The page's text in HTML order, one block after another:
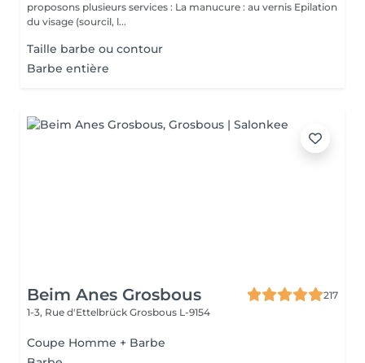
proposons plusieurs services : La manucure : au vernis Epilation
du visage (sourcil, l...
Taille barbe ou contour
Barbe entière
Beim Anes Grosbous
217
1-3, Rue d'Ettelbrück Grosbous L-9154
Coupe Homme + Barbe